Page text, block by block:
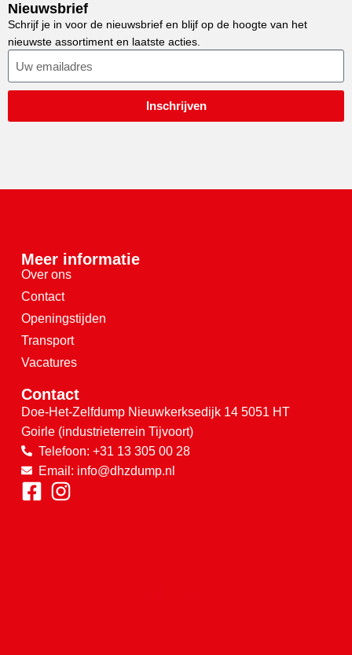
Nieuwsbrief
Schrijf je in voor de nieuwsbrief en blijf op de hoogte van het
nieuwste assortiment en laatste acties.
Inschrijven
Meer informatie
Over ons
Contact
Openingstijden
Transport
Vacatures
Contact
Doe-Het-Zelfdump Nieuwkerksedijk 14 5051 HT
Goirle (industrieterrein Tijvoort)
Telefoon: +31 13 305 00 28
Email: info@dhzdump.nl